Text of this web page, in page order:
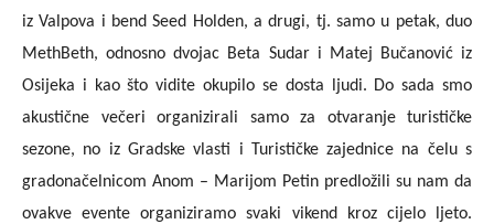
iz Valpova i bend Seed Holden, a drugi, tj. samo u petak, duo
MethBeth, odnosno dvojac Beta Sudar i Matej Bučanović iz
Osijeka i kao što vidite okupilo se dosta ljudi. Do sada smo
akustične večeri organizirali samo za otvaranje turističke
sezone, no iz Gradske vlasti i Turističke zajednice na čelu s
gradonačelnicom Anom – Marijom Petin predložili su nam da
ovakve evente organiziramo svaki vikend kroz cijelo ljeto.